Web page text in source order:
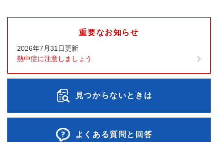
重要なお知らせ
2026年7月31日更新
熱中症に注意しましょう
見つからないときは
よくある質問と回答